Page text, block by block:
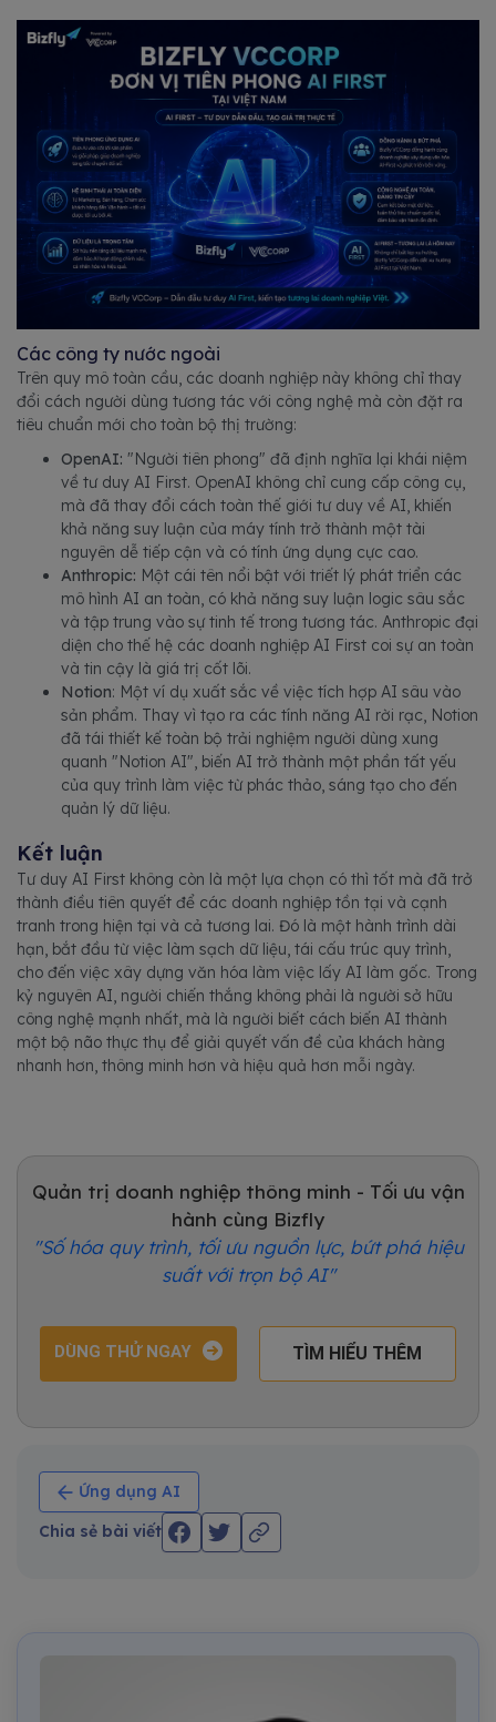
Các công ty nước ngoài
Trên quy mô toàn cầu, các doanh nghiệp này không chỉ thay
đổi cách người dùng tương tác với công nghệ mà còn đặt ra
tiêu chuẩn mới cho toàn bộ thị trường:
OpenAI: "Người tiên phong" đã định nghĩa lại khái niệm
về tư duy AI First. OpenAI không chỉ cung cấp công cụ,
mà đã thay đổi cách toàn thế giới tư duy về AI, khiến
khả năng suy luận của máy tính trở thành một tài
nguyên dễ tiếp cận và có tính ứng dụng cực cao.
Anthropic: Một cái tên nổi bật với triết lý phát triển các
mô hình AI an toàn, có khả năng suy luận logic sâu sắc
và tập trung vào sự tinh tế trong tương tác. Anthropic đại
diện cho thế hệ các doanh nghiệp AI First coi sự an toàn
và tin cậy là giá trị cốt lõi.
Notion: Một ví dụ xuất sắc về việc tích hợp AI sâu vào
sản phẩm. Thay vì tạo ra các tính năng AI rời rạc, Notion
đã tái thiết kế toàn bộ trải nghiệm người dùng xung
quanh "Notion AI", biến AI trở thành một phần tất yếu
của quy trình làm việc từ phác thảo, sáng tạo cho đến
quản lý dữ liệu.
Kết luận
Tư duy AI First không còn là một lựa chọn có thì tốt mà đã trở
thành điều tiên quyết để các doanh nghiệp tồn tại và cạnh
tranh trong hiện tại và cả tương lai. Đó là một hành trình dài
hạn, bắt đầu từ việc làm sạch dữ liệu, tái cấu trúc quy trình,
cho đến việc xây dựng văn hóa làm việc lấy AI làm gốc. Trong
kỷ nguyên AI, người chiến thắng không phải là người sở hữu
công nghệ mạnh nhất, mà là người biết cách biến AI thành
một bộ não thực thụ để giải quyết vấn đề của khách hàng
nhanh hơn, thông minh hơn và hiệu quả hơn mỗi ngày.
Quản trị doanh nghiệp thông minh - Tối ưu vận
hành cùng Bizfly
"Số hóa quy trình, tối ưu nguồn lực, bứt phá hiệu
suất với trọn bộ AI"
DÙNG THỬ NGAY TÌM HIỂU THÊM
Ứng dụng AI
Chia sẻ bài viết